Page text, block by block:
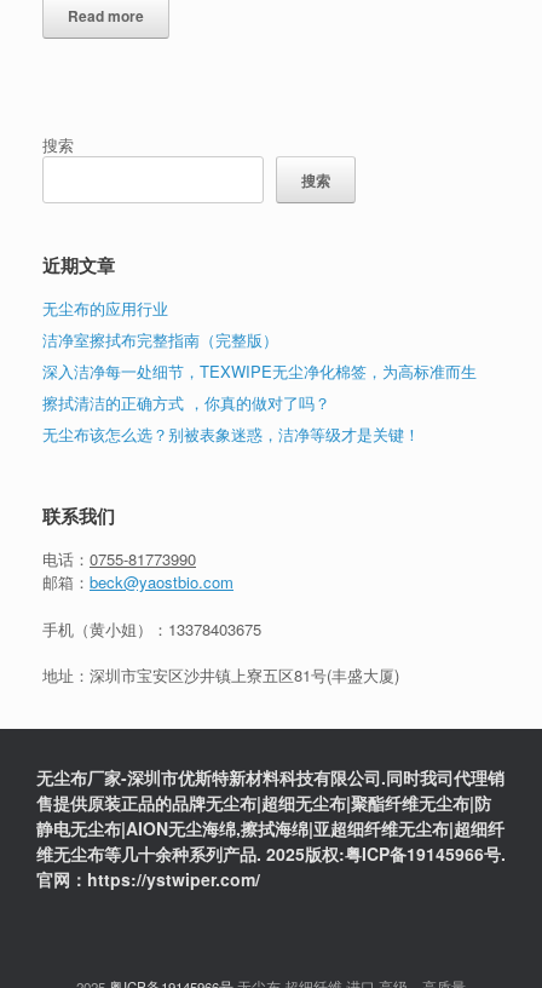
Read more
搜索
搜索
近期文章
无尘布的应用行业
洁净室擦拭布完整指南（完整版）
深入洁净每一处细节，TEXWIPE无尘净化棉签，为高标准而生
擦拭清洁的正确方式 ，你真的做对了吗？
无尘布该怎么选？别被表象迷惑，洁净等级才是关键！
联系我们
电话： 0755-81773990
邮箱： beck@yaostbio.com
手机（黄小姐）： 13378403675
地址：深圳市宝安区沙井镇上寮五区81号(丰盛大厦)
无尘布厂家-深圳市优斯特新材料科技有限公司.同时我司代理销
售提供原装正品的品牌无尘布|超细无尘布|聚酯纤维无尘布|防
静电无尘布|AION无尘海绵,擦拭海绵|亚超细纤维无尘布|超细纤
维无尘布等几十余种系列产品. 2025版权:粤ICP备19145966号.
官网：https://ystwiper.com/